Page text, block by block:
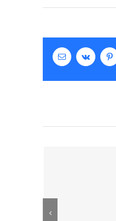
Pinterest
Vk
Email